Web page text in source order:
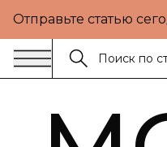
Отправьте статью